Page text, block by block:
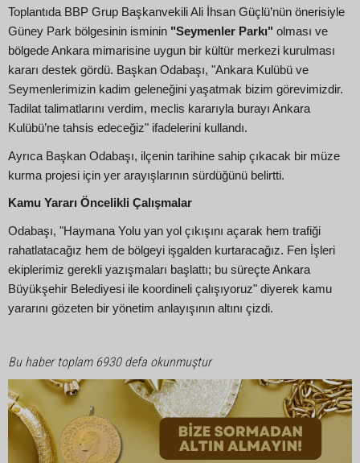
Toplantıda BBP Grup Başkanvekili Ali İhsan Güçlü’nün önerisiyle
Güney Park bölgesinin isminin "Seymenler Parkı" olması ve
bölgede Ankara mimarisine uygun bir kültür merkezi kurulması
kararı destek gördü. Başkan Odabaşı, "Ankara Kulübü ve
Seymenlerimizin kadim geleneğini yaşatmak bizim görevimizdir.
Tadilat talimatlarını verdim, meclis kararıyla burayı Ankara
Kulübü’ne tahsis edeceğiz" ifadelerini kullandı.
Ayrıca Başkan Odabaşı, ilçenin tarihine sahip çıkacak bir müze
kurma projesi için yer arayışlarının sürdüğünü belirtti.
Kamu Yararı Öncelikli Çalışmalar
Odabaşı, "Haymana Yolu yan yol çıkışını açarak hem trafiği
rahatlatacağız hem de bölgeyi işgalden kurtaracağız. Fen İşleri
ekiplerimiz gerekli yazışmaları başlattı; bu süreçte Ankara
Büyükşehir Belediyesi ile koordineli çalışıyoruz" diyerek kamu
yararını gözeten bir yönetim anlayışının altını çizdi.
Bu haber toplam 6930 defa okunmuştur